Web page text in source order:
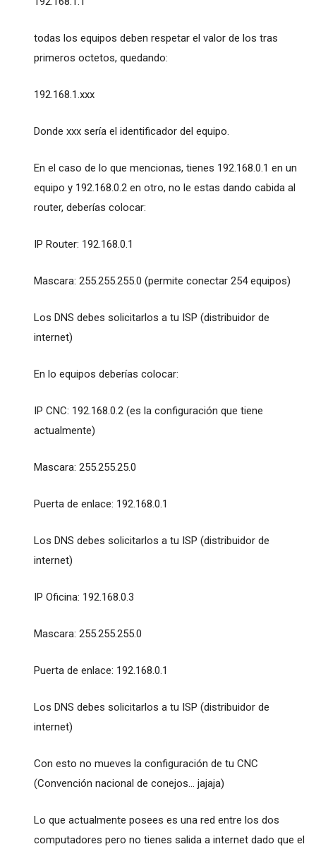
todas los equipos deben respetar el valor de los tras
primeros octetos, quedando:
192.168.1.xxx
Donde xxx sería el identificador del equipo.
En el caso de lo que mencionas, tienes 192.168.0.1 en un
equipo y 192.168.0.2 en otro, no le estas dando cabida al
router, deberías colocar:
IP Router: 192.168.0.1
Mascara: 255.255.255.0 (permite conectar 254 equipos)
Los DNS debes solicitarlos a tu ISP (distribuidor de
internet)
En lo equipos deberías colocar:
IP CNC: 192.168.0.2 (es la configuración que tiene
actualmente)
Mascara: 255.255.25.0
Puerta de enlace: 192.168.0.1
Los DNS debes solicitarlos a tu ISP (distribuidor de
internet)
IP Oficina: 192.168.0.3
Mascara: 255.255.255.0
Puerta de enlace: 192.168.0.1
Los DNS debes solicitarlos a tu ISP (distribuidor de
internet)
Con esto no mueves la configuración de tu CNC
(Convención nacional de conejos... jajaja)
Lo que actualmente posees es una red entre los dos
computadores pero no tienes salida a internet dado que el